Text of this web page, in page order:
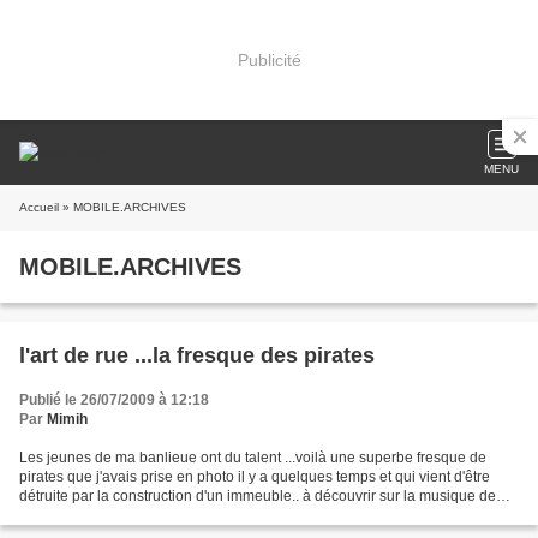
Publicité
MENU
Accueil » MOBILE.ARCHIVES
MOBILE.ARCHIVES
l'art de rue ...la fresque des pirates
Publié le 26/07/2009 à 12:18
Par Mimih
Les jeunes de ma banlieue ont du talent ...voilà une superbe fresque de
pirates que j'avais prise en photo il y a quelques temps et qui vient d'être
détruite par la construction d'un immeuble.. à découvrir sur la musique de